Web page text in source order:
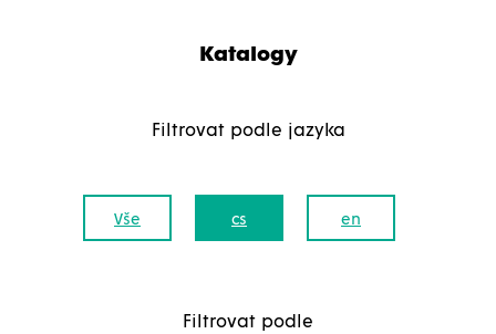
Katalogy
Filtrovat podle jazyka
Vše cs en
Filtrovat podle